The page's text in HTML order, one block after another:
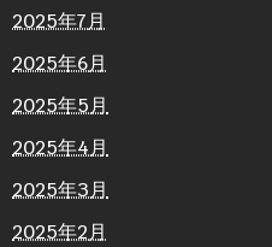
2025年7月
2025年6月
2025年5月
2025年4月
2025年3月
2025年2月